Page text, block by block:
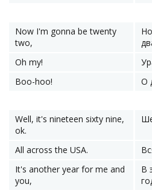
Now I'm gonna be twenty
two,
Oh my!
Boo-hoo!
О
Well, it's nineteen sixty nine,
ok.
All across the USA.
It's another year for me and
you,
В